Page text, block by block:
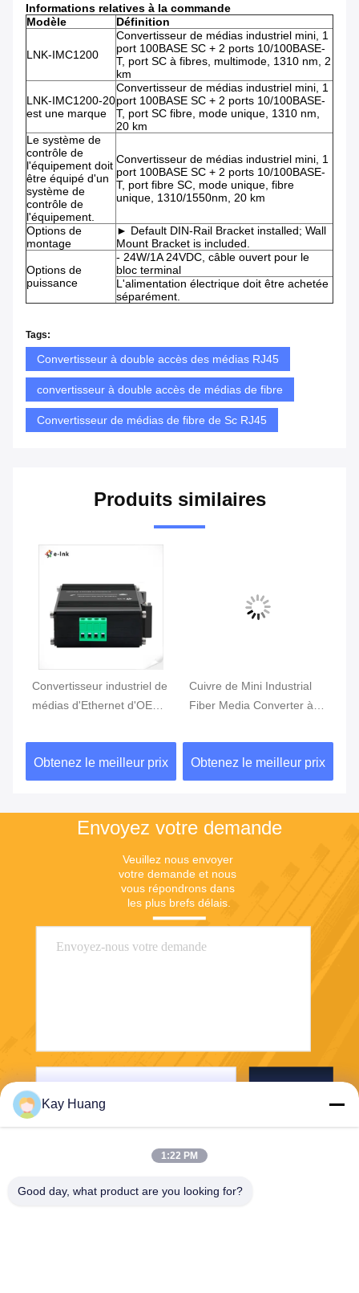
Informations relatives à la commande
Modèle
Définition
LNK-IMC1200
Convertisseur de médias industriel mini, 1
port 100BASE SC + 2 ports 10/100BASE-
T, port SC à fibres, multimode, 1310 nm, 2
km
LNK-IMC1200-20
est une marque
Convertisseur de médias industriel mini, 1
port 100BASE SC + 2 ports 10/100BASE-
T, port SC fibre, mode unique, 1310 nm,
20 km
Le système de
contrôle de
l'équipement doit
être équipé d'un
système de
contrôle de
l'équipement.
Convertisseur de médias industriel mini, 1
port 100BASE SC + 2 ports 10/100BASE-
T, port fibre SC, mode unique, fibre
unique, 1310/1550nm, 20 km
Options de
montage
► Default DIN-Rail Bracket installed; Wall
Mount Bracket is included.
Options de
puissance
- 24W/1A 24VDC, câble ouvert pour le
bloc terminal
L'alimentation électrique doit être achetée
séparément.
Tags:
Convertisseur à double accès des médias RJ45
convertisseur à double accès de médias de fibre
Convertisseur de médias de fibre de Sc RJ45
Produits similaires
Convertisseur industriel de
médias d'Ethernet d'OEO
Obtenez le meilleur prix
Cuivre de Mini Industrial
Fiber Media Converter à
Obtenez le meilleur prix
Envoyez votre demande
Veuillez nous envoyer
votre demande et nous
vous répondrons dans
les plus brefs délais.
Kay Huang
1:22 PM
Good day, what product are you looking for?